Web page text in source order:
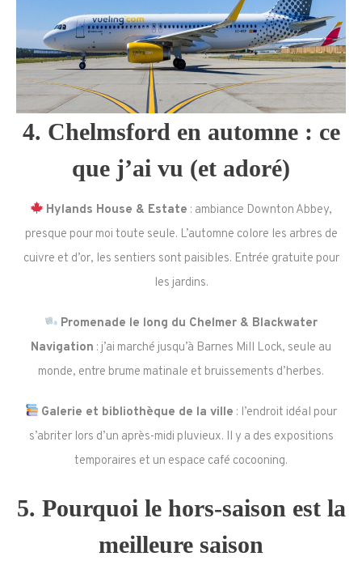
4. Chelmsford en automne : ce
que j’ai vu (et adoré)
Hylands House & Estate : ambiance Downton Abbey,
presque pour moi toute seule. L’automne colore les arbres de
cuivre et d’or, les sentiers sont paisibles. Entrée gratuite pour
les jardins.
Promenade le long du Chelmer & Blackwater
Navigation : j’ai marché jusqu’à Barnes Mill Lock, seule au
monde, entre brume matinale et bruissements d’herbes.
Galerie et bibliothèque de la ville : l’endroit idéal pour
s’abriter lors d’un après-midi pluvieux. Il y a des expositions
temporaires et un espace café cocooning.
5. Pourquoi le hors-saison est la
meilleure saison